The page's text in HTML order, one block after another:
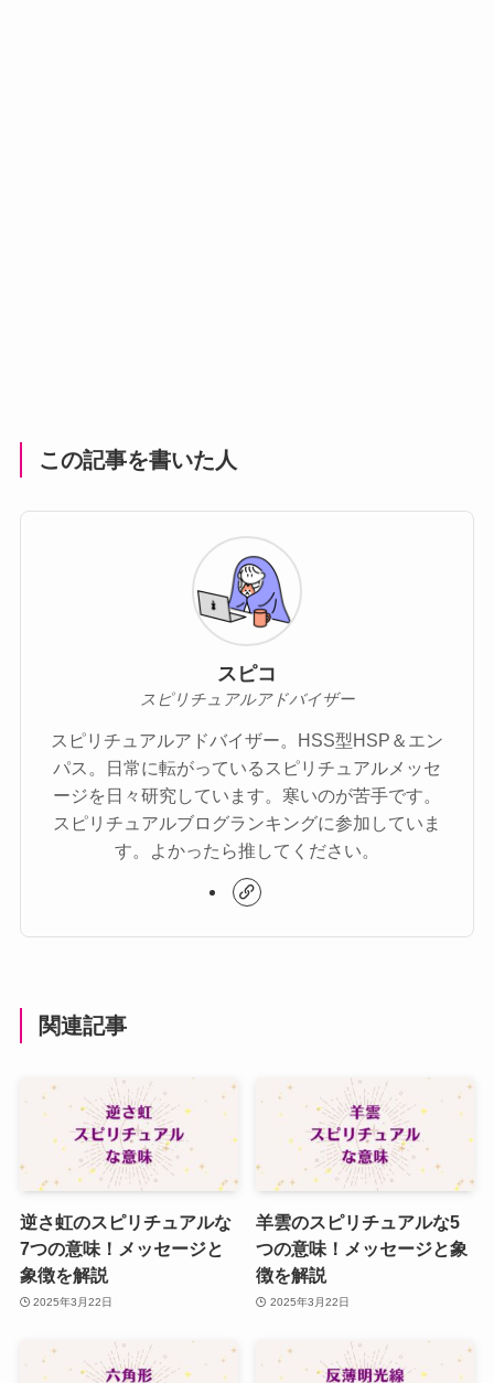
この記事を書いた人
スピコ
スピリチュアルアドバイザー
スピリチュアルアドバイザー。HSS型HSP＆エン
パス。日常に転がっているスピリチュアルメッセ
ージを日々研究しています。寒いのが苦手です。
スピリチュアルブログランキングに参加していま
す。よかったら推してください。
関連記事
逆さ虹のスピリチュアルな
7つの意味！メッセージと
象徴を解説
2025年3月22日
羊雲のスピリチュアルな5
つの意味！メッセージと象
徴を解説
2025年3月22日